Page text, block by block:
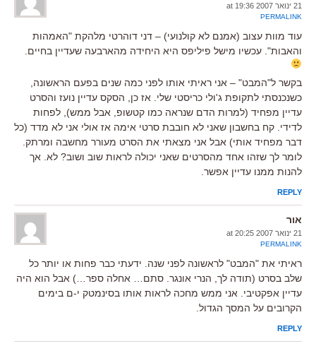
21 ינואר 2007 at 19:36
PERMALINK
עוד מוות עצוב (אמנם לא קולנועי) – דני דוהרטי מלהקת "האמהות
והאבות". עכשיו מישל פיליפס היא היחידה מהארבעה שעדיין בחיים.
בקשר ל"המבט" – אני ראיתי אותו לפני כמה שנים בפעם הראשונה,
כשנכנסתי לתקופת ג'ולי כריסטי שלי. אז כן, הסקס עדיין נועז והסרט
עדיין מפחיד (למרות הדם שנראה כמו קטשופ, אבל ממש), לפחות
לדידי. קח בחשבון שאני לא חובבת סרטי אימה אז אולי אני לא מדד (כל
דבר מפחיד אותי) אבל אני מצאתי את הסרט מעורר מחשבה ומרתק.
לומר לך שזהו אחד מהסרטים שאני יכולה לראות שוב ושוב? לא. אך
להנות ממנו עדיין אפשר.
REPLY
אור
21 ינואר 2007 at 20:25
PERMALINK
ראיתי את "המבט" לראשונה לפני שנה. ידעתי כבר פחות או יותר כל
שלב בסרט (תודה לך, הנרי אונגר. סתם… אחלה ספר…) אבל הוא היה
עדיין אפקטיבי. אני ממש מחכה לראות אותו בסינמטק י-ם בימים
הקרובים על המסך הגדול.
REPLY